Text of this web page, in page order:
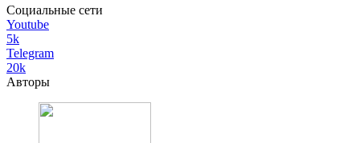
Социальные сети
Youtube
5k
Telegram
20k
Авторы